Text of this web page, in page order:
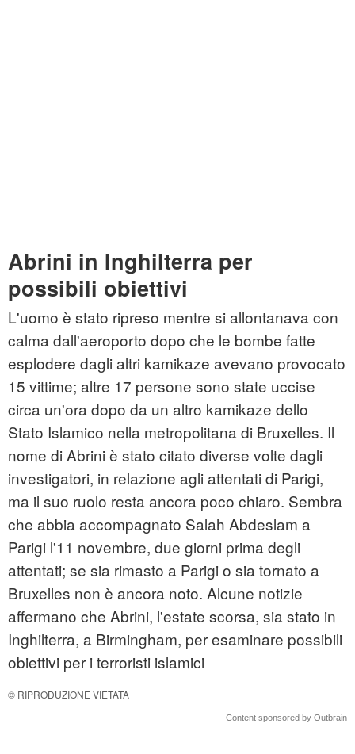
Abrini in Inghilterra per
possibili obiettivi
L'uomo è stato ripreso mentre si allontanava con
calma dall'aeroporto dopo che le bombe fatte
esplodere dagli altri kamikaze avevano provocato
15 vittime; altre 17 persone sono state uccise
circa un'ora dopo da un altro kamikaze dello
Stato Islamico nella metropolitana di Bruxelles. Il
nome di Abrini è stato citato diverse volte dagli
investigatori, in relazione agli attentati di Parigi,
ma il suo ruolo resta ancora poco chiaro. Sembra
che abbia accompagnato Salah Abdeslam a
Parigi l'11 novembre, due giorni prima degli
attentati; se sia rimasto a Parigi o sia tornato a
Bruxelles non è ancora noto. Alcune notizie
affermano che Abrini, l'estate scorsa, sia stato in
Inghilterra, a Birmingham, per esaminare possibili
obiettivi per i terroristi islamici
© RIPRODUZIONE VIETATA
Content sponsored by Outbrain